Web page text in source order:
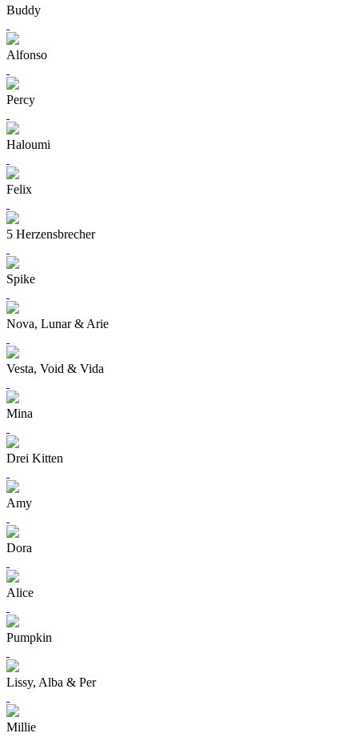
Buddy
Alfonso
Percy
Haloumi
Felix
5 Herzensbrecher
Spike
Nova, Lunar & Arie
Vesta, Void & Vida
Mina
Drei Kitten
Amy
Dora
Alice
Pumpkin
Lissy, Alba & Per
Millie